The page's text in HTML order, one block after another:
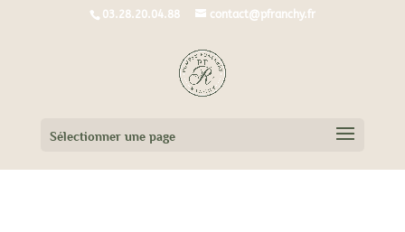
03.28.20.04.88 contact@pfranchy.fr
Sélectionner une page